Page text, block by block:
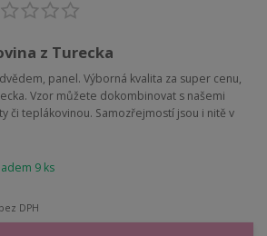
z Turecka
panel. Výborná kvalita za super cenu,
Vzor můžete dokombinovat s našemi
či teplákovinou. Samozřejmostí jsou i nitě v
9 ks
bez DPH